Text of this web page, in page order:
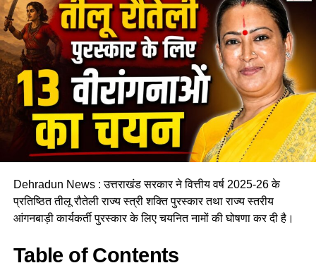
UP NEXT
देहरादून: जाखन में कारोबारी की संदिग्ध हालात में मौत, CCTV-
DVR गायब, हत्या की आशंका…
DON'T MISS
नई टिहरी में भारी बारिश का कहर: बस्ती में घुसा मलबा, कई घरों को
नुकसान…
Dehradun News : उत्तराखंड सरकार ने वित्तीय वर्ष 2025-26 के
प्रतिष्ठित तीलू रौतेली राज्य स्त्री शक्ति पुरस्कार तथा राज्य स्तरीय
आंगनबाड़ी कार्यकर्ती पुरस्कार के लिए चयनित नामों की घोषणा कर दी है।
Table of Contents